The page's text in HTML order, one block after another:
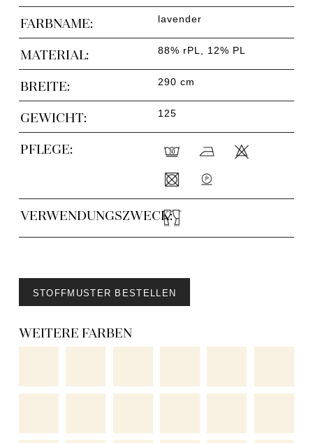
FARBNAME: lavender
MATERIAL: 88% rPL, 12% PL
BREITE: 290 cm
GEWICHT: 125
PFLEGE:
VERWENDUNGSZWECK:
STOFFMUSTER BESTELLEN
WEITERE FARBEN